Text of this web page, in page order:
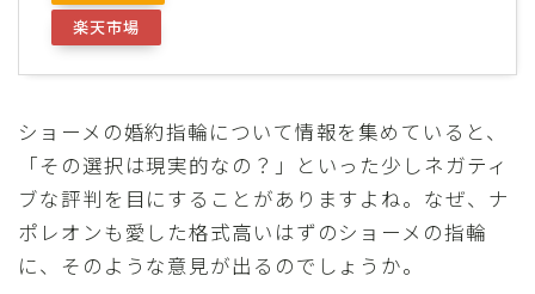
楽天市場
ショーメの婚約指輪について情報を集めていると、
「その選択は現実的なの？」といった少しネガティ
ブな評判を目にすることがありますよね。なぜ、ナ
ポレオンも愛した格式高いはずのショーメの指輪
に、そのような意見が出るのでしょうか。